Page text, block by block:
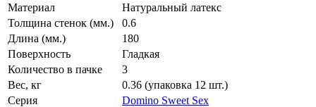
Материал
Натуральный латекс
Толщина стенок (мм.)
0.6
Длина (мм.)
180
Поверхность
Гладкая
Количество в пачке
3
Вес, кг
0.36 (упаковка 12 шт.)
Серия
Domino Sweet Sex